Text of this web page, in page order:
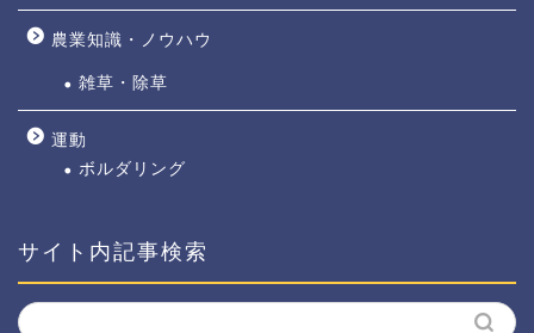
農業知識・ノウハウ
雑草・除草
運動
ボルダリング
サイト内記事検索